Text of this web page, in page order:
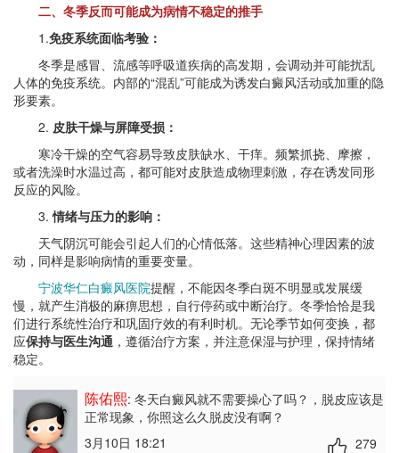
二、冬季反而可能成为病情不稳定的推手
1.免疫系统面临考验：
冬季是感冒、流感等呼吸道疾病的高发期，会调动并可能扰乱
人体的免疫系统。内部的“混乱”可能成为诱发白癜风活动或加重的隐
形要素。
2. 皮肤干燥与屏障受损：
寒冷干燥的空气容易导致皮肤缺水、干痒。频繁抓挠、摩擦，
或者洗澡时水温过高，都可能对皮肤造成物理刺激，存在诱发同形
反应的风险。
3.情绪与压力的影响：
天气阴沉可能会引起人们的心情低落。这些精神心理因素的波
动，同样是影响病情的重要变量。
宁波华仁白癜风医院提醒，不能因冬季白斑不明显或发展缓
慢，就产生消极的麻痹思想，自行停药或中断治疗。冬季恰恰是我
们进行系统性治疗和巩固疗效的有利时机。无论季节如何变换，都
应保持与医生沟通 ，遵循治疗方案，并注意保湿与护理，保持情绪
稳定。
陈佑熙: 冬天白癜风就不需要操心了吗？ ，脱皮应该是
正常现象，你照这么久脱皮没有啊？
3月10日 18:21
279